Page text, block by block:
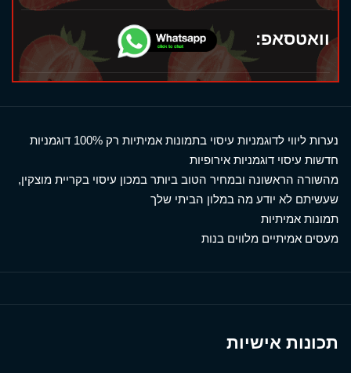
וואטסאפ:
נערות ליווי לדוגמניות עיסוי בתמונות אמיתיות רק 100% דוגמניות
חדשות עיסוי דוגמניות אירופיות
מהשורה הראשונה ובמחיר הטוב ביותר במכון עיסוי בקריית מוצקין,
שעשיתם לא יודע מה במלון הביתי שלך
תמונות אמיתיות
מעסים אמיתיים מלווים בנות
תכונות אישיות